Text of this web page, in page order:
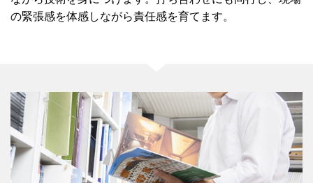
の緊張感を体感しながら責任感を育てます。